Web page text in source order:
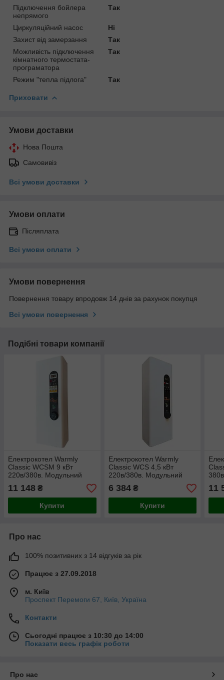
Підключення бойлера
непрямого
Так
Циркуляційний насос
Ні
Захист від замерзання
Так
Можливість підключення
кімнатного термостата-
програматора
Так
Режим "тепла підлога" Так
Приховати
Умови доставки
Нова Пошта
Самовивіз
Всі умови доставки
Умови оплати
Післяплата
Всі умови оплати
Умови повернення
Повернення товару впродовж 14 днів за рахунок покупця
Всі умови повернення
Подібні товари компанії
Електрокотел Warmly
Classic WCSM 9 кВт
220в/380в. Модульний
контактор (т.х)
11 148 ₴
Купити
Електрокотел Warmly
Classic WCS 4,5 кВт
220в/380в. Модульний
контактор (т.х)
6 384₴
Купити
11
Про нас
100% позитивних з 14 відгуків за рік
Працює з 27.09.2018
м. Київ
Проспект Перемоги 67, Київ, Україна
Контакти
Сьогодні працює з 10:30 до 14:00
Показати весь графік роботи
Про нас